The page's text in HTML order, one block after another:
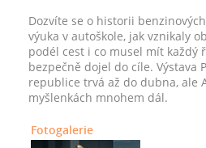
Dozvíte se o historii
výuka v autoškole, jak vznikaly
podél cest i co musel mít každý
bezpečně dojel do cíle. Výstava
republice trvá až do dubna, ale
myšlenkách mnohem dál.
Fotogalerie